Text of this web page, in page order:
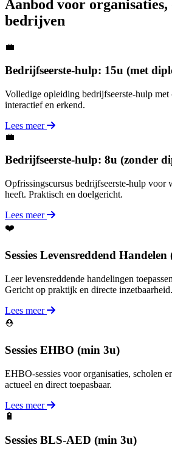
Aanbod voor
bedrijven
💼
Bedrijfseerste-hulp: 15u (met
Volledige opleiding bedrijfseerste-hulp met
interactief en erkend.
Lees meer
💼
Bedrijfseerste-hulp: 8u (zonder
Opfrissingscursus bedrijfseerste-hulp voor
heeft. Praktisch en doelgericht.
Lees meer
❤️
Sessies Levensreddend
Leer levensreddende handelingen
Gericht op praktijk en directe inzetbaarheid.
Lees meer
⛑️
Sessies EHBO (min 3u)
EHBO-sessies voor organisaties, scholen
actueel en direct toepasbaar.
Lees meer
🔋
Sessies BLS-AED (min 3u)